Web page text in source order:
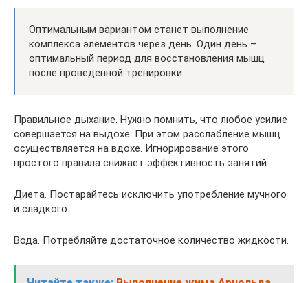
Оптимальным вариантом станет выполнение
комплекса элементов через день. Один день –
оптимальный период для восстановления мышц
после проведенной тренировки.
Правильное дыхание. Нужно помнить, что любое усилие
совершается на выдохе. При этом расслабление мышц
осуществляется на вдохе. Игнорирование этого
простого правила снижает эффективность занятий.
Диета. Постарайтесь исключить употребление мучного
и сладкого.
Вода. Потребляйте достаточное количество жидкости.